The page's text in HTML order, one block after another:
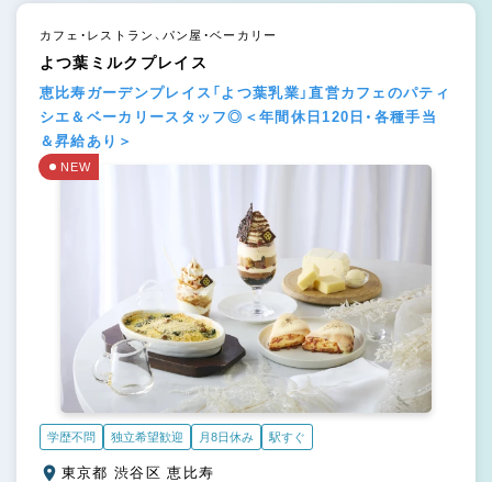
カフェ・レストラン、パン屋・ベーカリー
よつ葉ミルクプレイス
恵比寿ガーデンプレイス「よつ葉乳業」直営カフェのパティ
シエ＆ベーカリースタッフ◎＜年間休日120日・各種手当
＆昇給あり＞
NEW
学歴不問 独立希望歓迎 月8日休み 駅すぐ
東京都 渋谷区 恵比寿